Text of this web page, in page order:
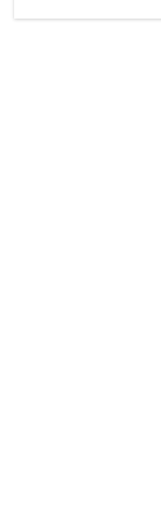
Der Weinbau dominert